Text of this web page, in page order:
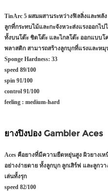
TinArc 5 ผสมผสานระหว่างฟิลลิ่งและพลั
ลูกที่กระทบไม้และกะจังหวะส่งแรงออกไ
ทั้งบนโต๊ะ ชิดโต๊ะ และไกลโต๊ะ ออกแบบ
พลาสติก สามารถสร้างลูกบุกที่แรงและหมุ
Sponge Hardness: 33
speed 89/100
spin 91/100
control 91/100
feeling : medium-hard
ยางปิงปอง Gambler Aces
Aces คือยางที่มีความยืดหยุ่นสูง ผิวยางเ
อย่างง่ายดาย ทั้งลูกบุก ลูกเสิร์ฟ และลูกว
เล่นทั้งรุก
speed 82/100